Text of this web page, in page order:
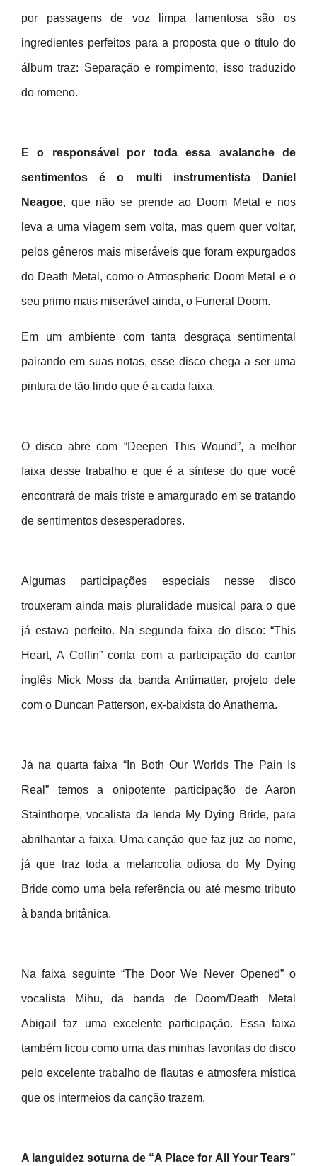
por passagens de voz limpa lamentosa são os
ingredientes perfeitos para a proposta que o título do
álbum traz: Separação e rompimento, isso traduzido
do romeno.
E o responsável por toda essa avalanche de
sentimentos é o multi instrumentista Daniel
Neagoe, que não se prende ao Doom Metal e nos
leva a uma viagem sem volta, mas quem quer voltar,
pelos gêneros mais miseráveis que foram expurgados
do Death Metal, como o Atmospheric Doom Metal e o
seu primo mais miserável ainda, o Funeral Doom.
Em um ambiente com tanta desgraça sentimental
pairando em suas notas, esse disco chega a ser uma
pintura de tão lindo que é a cada faixa.
O disco abre com “Deepen This Wound”, a melhor
faixa desse trabalho e que é a síntese do que você
encontrará de mais triste e amargurado em se tratando
de sentimentos desesperadores.
Algumas participações especiais nesse disco
trouxeram ainda mais pluralidade musical para o que
já estava perfeito. Na segunda faixa do disco: “This
Heart, A Coffin” conta com a participação do cantor
inglês Mick Moss da banda Antimatter, projeto dele
com o Duncan Patterson, ex-baixista do Anathema.
Já na quarta faixa “In Both Our Worlds The Pain Is
Real” temos a onipotente participação de Aaron
Stainthorpe, vocalista da lenda My Dying Bride, para
abrilhantar a faixa. Uma canção que faz juz ao nome,
já que traz toda a melancolia odiosa do My Dying
Bride como uma bela referência ou até mesmo tributo
à banda britânica.
Na faixa seguinte “The Door We Never Opened” o
vocalista Mihu, da banda de Doom/Death Metal
Abigail faz uma excelente participação. Essa faixa
também ficou como uma das minhas favoritas do disco
pelo excelente trabalho de flautas e atmosfera mística
que os intermeios da canção trazem.
A languidez soturna de “A Place for All Your Tears”